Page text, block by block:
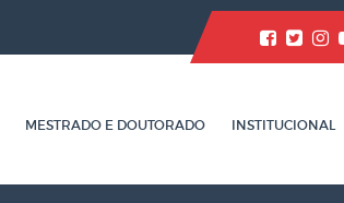
MESTRADO E DOUTORADO INSTITUCIONAL